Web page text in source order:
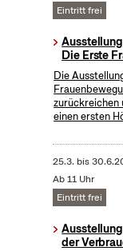
Eintritt frei
Die Erste
Die
zurückreichen
einen ersten
25.3. bis
Ab 11 Uhr
Eintritt frei
der